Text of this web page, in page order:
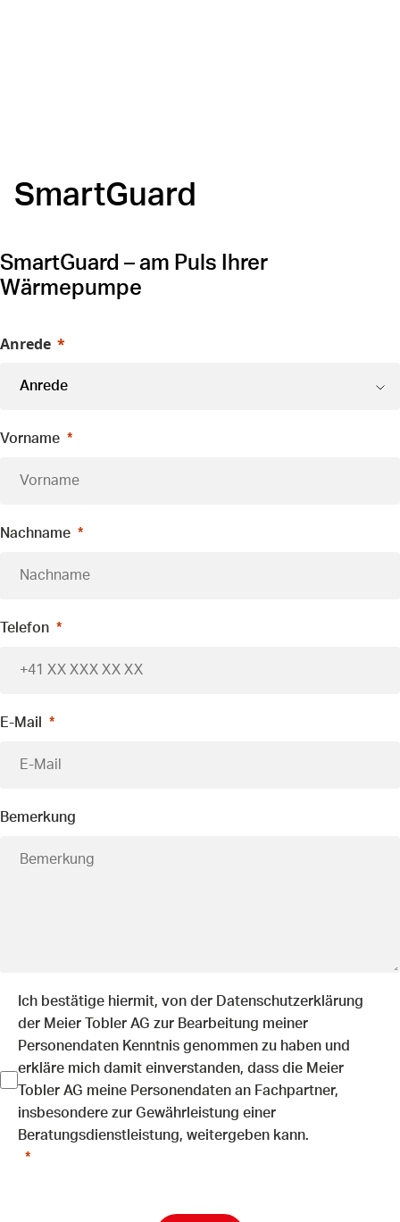
SmartGuard
SmartGuard – am Puls Ihrer
Wärmepumpe
Anrede
Vorname
Nachname
Telefon
E-Mail
Bemerkung
Ich bestätige hiermit, von der
Datenschutzerklärung
der Meier Tobler AG zur Bearbeitung meiner
Personendaten Kenntnis genommen zu haben und
erkläre mich damit einverstanden, dass die Meier
Tobler AG meine Personendaten an Fachpartner,
insbesondere zur Gewährleistung einer
Beratungsdienstleistung, weitergeben kann.